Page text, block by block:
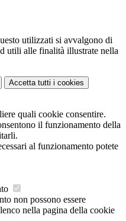
utilizzati si avvalgono di
utili alle finalità illustrate nella
Accetta tutti i cookies
quali cookie consentire.
il funzionamento della
al funzionamento potete
non possono essere
nella pagina della cookie